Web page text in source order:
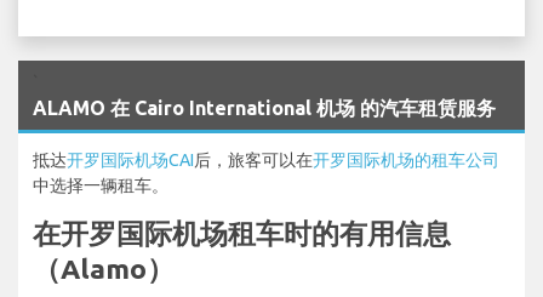
ALAMO 在 Cairo International 机场 的汽车租赁服务
抵达开罗国际机场CAI后，旅客可以在开罗国际机场的租车公司
中选择一辆租车。
在开罗国际机场租车时的有用信息
（Alamo）